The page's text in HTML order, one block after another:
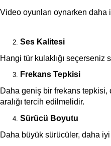
Video oyunları oynarken daha
Ses Kalitesi
Hangi tür kulaklığı seçerseniz
Frekans Tepkisi
Daha geniş bir frekans tepkisi,
aralığı tercih edilmelidir.
Sürücü Boyutu
Daha büyük sürücüler, daha